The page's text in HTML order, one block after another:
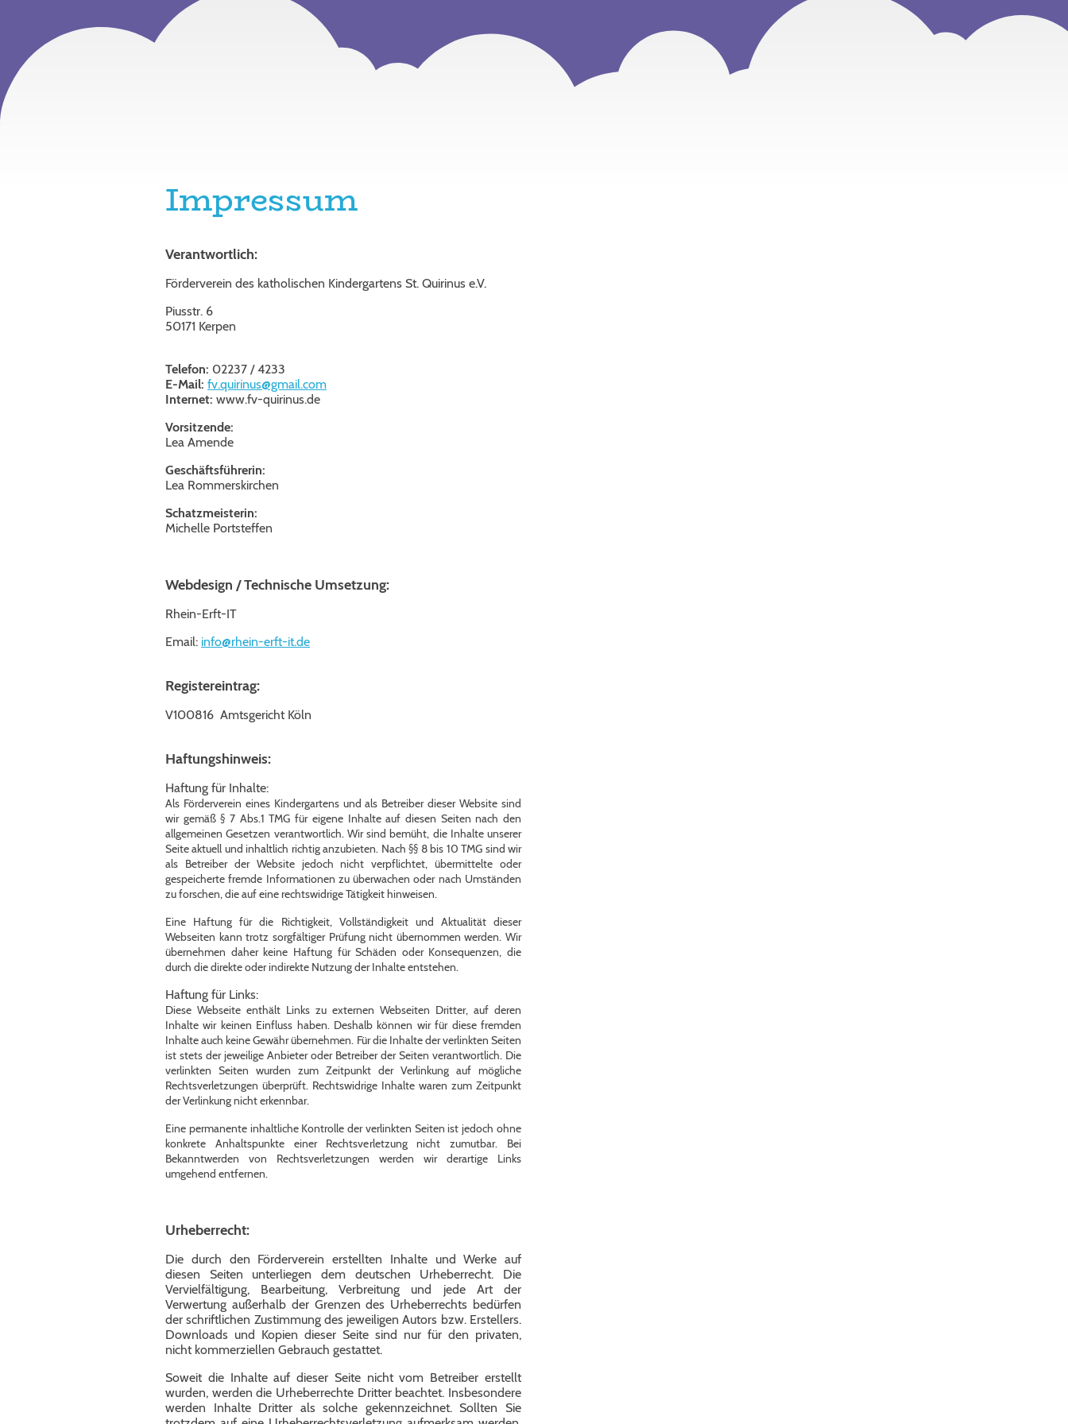
Impressum
Verantwortlich:
Förderverein des katholischen Kindergartens St. Quirinus e.V.
Piusstr. 6
50171 Kerpen
Telefon: 02237 / 4233
E-Mail: fv.quirinus@gmail.com
Internet: www.fv-quirinus.de
Vorsitzende:
Lea Amende
Geschäftsführerin:
Lea Rommerskirchen
Schatzmeisterin:
Michelle Portsteffen
Webdesign / Technische Umsetzung:
Rhein-Erft-IT
Email: info@rhein-erft-it.de
Registereintrag:
V100816 Amtsgericht Köln
Haftungshinweis:
Haftung für Inhalte:
Als Förderverein eines Kindergartens und als Betreiber dieser Website sind
wir gemäß § 7 Abs.1 TMG für eigene Inhalte auf diesen Seiten nach den
allgemeinen Gesetzen verantwortlich. Wir sind bemüht, die Inhalte unserer
Seite aktuell und inhaltlich richtig anzubieten. Nach §§ 8 bis 10 TMG sind wir
als Betreiber der Website jedoch nicht verpflichtet, übermittelte oder
gespeicherte fremde Informationen zu überwachen oder nach Umständen
zu forschen, die auf eine rechtswidrige Tätigkeit hinweisen.
Eine Haftung für die Richtigkeit, Vollständigkeit und Aktualität dieser
Webseiten kann trotz sorgfältiger Prüfung nicht übernommen werden. Wir
übernehmen daher keine Haftung für Schäden oder Konsequenzen, die
durch die direkte oder indirekte Nutzung der Inhalte entstehen.
Haftung für Links:
Diese Webseite enthält Links zu externen Webseiten Dritter, auf deren
Inhalte wir keinen Einfluss haben. Deshalb können wir für diese fremden
Inhalte auch keine Gewähr übernehmen. Für die Inhalte der verlinkten Seiten
ist stets der jeweilige Anbieter oder Betreiber der Seiten verantwortlich. Die
verlinkten Seiten wurden zum Zeitpunkt der Verlinkung auf mögliche
Rechtsverletzungen überprüft. Rechtswidrige Inhalte waren zum Zeitpunkt
der Verlinkung nicht erkennbar.
Eine permanente inhaltliche Kontrolle der verlinkten Seiten ist jedoch ohne
konkrete Anhaltspunkte einer Rechtsverletzung nicht zumutbar. Bei
Bekanntwerden von Rechtsverletzungen werden wir derartige Links
umgehend entfernen.
Urheberrecht:
Die durch den Förderverein erstellten Inhalte und Werke auf
diesen Seiten unterliegen dem deutschen Urheberrecht. Die
Vervielfältigung, Bearbeitung, Verbreitung und jede Art der
Verwertung außerhalb der Grenzen des Urheberrechts bedürfen
der schriftlichen Zustimmung des jeweiligen Autors bzw. Erstellers.
Downloads und Kopien dieser Seite sind nur für den privaten,
nicht kommerziellen Gebrauch gestattet.
Soweit die Inhalte auf dieser Seite nicht vom Betreiber erstellt
wurden, werden die Urheberrechte Dritter beachtet. Insbesondere
werden Inhalte Dritter als solche gekennzeichnet. Sollten Sie